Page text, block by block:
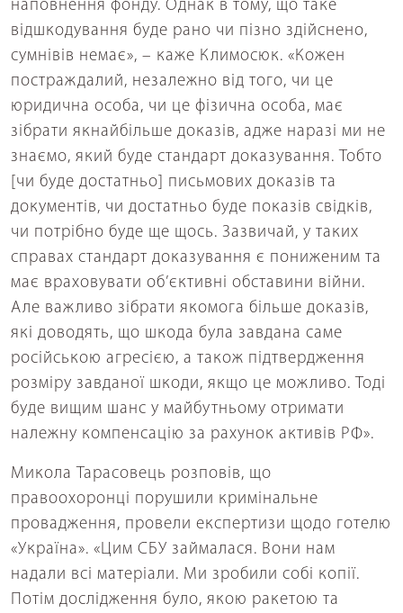
наповнення фонду. Однак в тому, що таке
відшкодування буде рано чи пізно здійснено,
сумнівів немає», – каже Климосюк. «Кожен
постраждалий, незалежно від того, чи це
юридична особа, чи це фізична особа, має
зібрати якнайбільше доказів, адже наразі ми не
знаємо, який буде стандарт доказування. Тобто
[чи буде достатньо] письмових доказів та
документів, чи достатньо буде показів свідків,
чи потрібно буде ще щось. Зазвичай, у таких
справах стандарт доказування є пониженим та
має враховувати об’єктивні обставини війни.
Але важливо зібрати якомога більше доказів,
які доводять, що шкода була завдана саме
російською агресією, а також підтвердження
розміру завданої шкоди, якщо це можливо. Тоді
буде вищим шанс у майбутньому отримати
належну компенсацію за рахунок активів РФ».
Микола Тарасовець розповів, що
правоохоронці порушили кримінальне
провадження, провели експертизи щодо готелю
«Україна». «Цим СБУ займалася. Вони нам
надали всі матеріали. Ми зробили собі копії.
Потім дослідження було, якою ракетою та